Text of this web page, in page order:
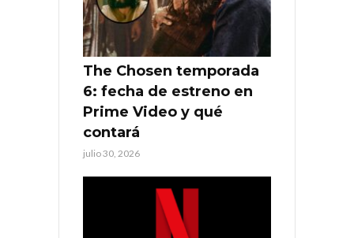
The Chosen temporada
6: fecha de estreno en
Prime Video y qué
contará
julio 30, 2026